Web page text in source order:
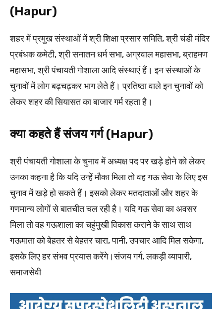
(Hapur)
शहर में प्रमुख संस्थाओं में श्री शिक्षा प्रसार समिति, श्री चंडी मंदिर
प्रबंधक कमेटी, श्री सनातन धर्म सभा, अग्रवाल महासभा, ब्राहमण
महासभा, श्री पंचायती गोशाला आदि संस्थाएं हैं। इन संस्थाओं के
चुनावों में लोग बढ़चढ़कर भाग लेते हैं। प्रतिष्ठा वाले इन चुनावों को
लेकर शहर की सियासत का बाजार गर्म रहता है।
क्या कहते हैं संजय गर्ग (Hapur)
श्री पंचायती गोशाला के चुनाव में अध्यक्ष पद पर खड़े होने को लेकर
उनका कहना है कि यदि उन्हें मौका मिला तो वह गऊ सेवा के लिए इस
चुनाव में खड़े हो सकते हैं। इसको लेकर मतदाताओं और शहर के
गणमान्य लोगों से बातचीत चल रही है। यदि गऊ सेवा का अवसर
मिला तो वह गऊशाला का चहुंमुखी विकास कराने के साथ साथ
गऊमाता को बेहतर से बेहतर चारा, पानी, उपचार आदि मिल सकेगा,
इसके लिए हर संभव प्रयास करेंगे।संजय गर्ग, लकड़ी व्यापारी,
समाजसेवी